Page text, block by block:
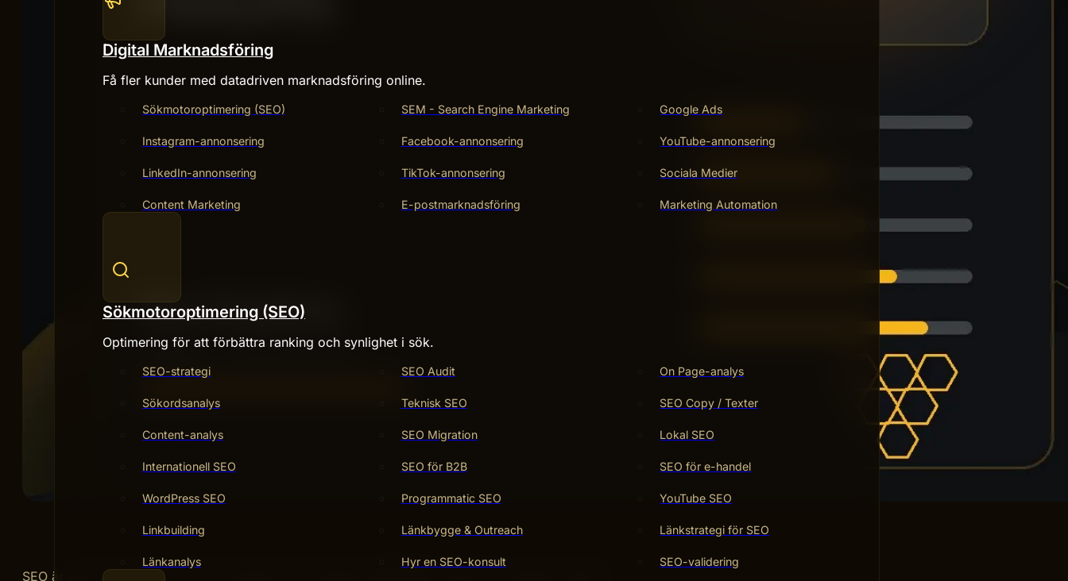
Digital Marknadsföring
Få fler kunder med datadriven marknadsföring online.
Sökmotoroptimering (SEO) SEM - Search Engine Marketing Google Ads
Instagram-annonsering Facebook-annonsering YouTube-annonsering
LinkedIn-annonsering TikTok-annonsering Sociala Medier
Content Marketing E-postmarknadsföring Marketing Automation
Sökmotoroptimering (SEO)
Optimering för att förbättra ranking och synlighet i sök.
SEO-strategi SEO Audit On Page-analys
Sökordsanalys Teknisk SEO SEO Copy / Texter
Content-analys SEO Migration Lokal SEO
Internationell SEO SEO för B2B SEO för e-handel
WordPress SEO Programmatic SEO YouTube SEO
Linkbuilding Länkbygge & Outreach Länkstrategi för SEO
Länkanalys Hyr en SEO-konsult SEO-validering
SEO är inte en quick fix – det är ett hantverk som belönar uthållighet, struktur och teknisk kvalitet.